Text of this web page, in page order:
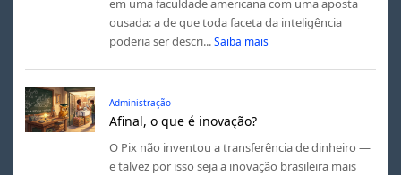
em uma faculdade americana com uma aposta
ousada: a de que toda faceta da inteligência
poderia ser descri... Saiba mais
Administração
Afinal, o que é inovação?
O Pix não inventou a transferência de dinheiro —
e talvez por isso seja a inovação brasileira mais